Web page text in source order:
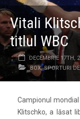
Vitali
titlul WBC
DECEMBRIE 17TH,
BOX,SPORTURI
Campionul
Klitschko, a lăsat